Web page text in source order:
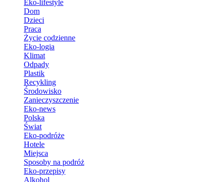
Eko-lifestyle
Dom
Dzieci
Praca
Życie codzienne
Eko-logia
Klimat
Odpady
Plastik
Recykling
Środowisko
Zanieczyszczenie
Eko-news
Polska
Świat
Eko-podróże
Hotele
Miejsca
Sposoby na podróż
Eko-przepisy
Alkohol